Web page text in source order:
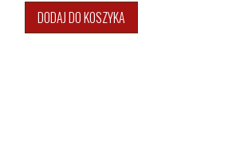
DODAJ DO KOSZYKA